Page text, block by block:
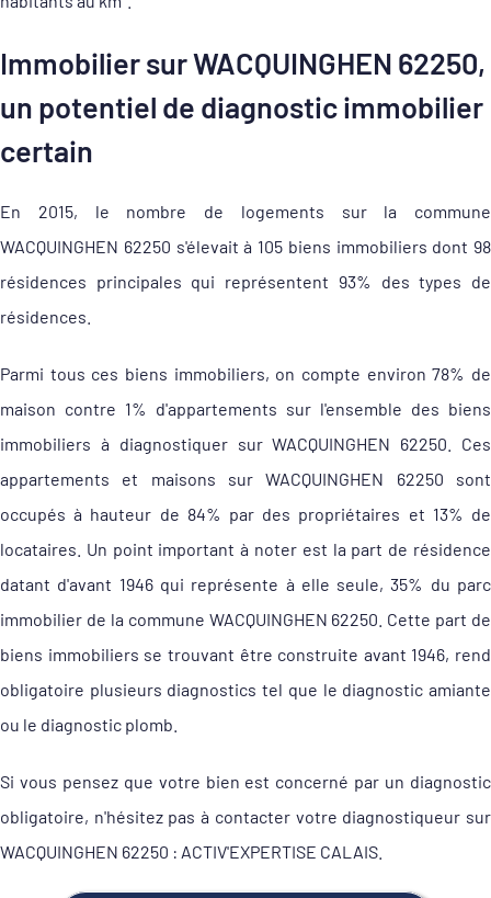
Immobilier sur WACQUINGHEN 62250,
un potentiel de diagnostic immobilier
certain
En 2015, le nombre de logements sur la commune
WACQUINGHEN 62250 s'élevait à 105 biens immobiliers dont 98
résidences principales qui représentent 93% des types de
résidences.
Parmi tous ces biens immobiliers, on compte environ 78% de
maison contre 1% d'appartements sur l'ensemble des biens
immobiliers à diagnostiquer sur WACQUINGHEN 62250. Ces
appartements et maisons sur WACQUINGHEN 62250 sont
occupés à hauteur de 84% par des propriétaires et 13% de
locataires. Un point important à noter est la part de résidence
datant d'avant 1946 qui représente à elle seule, 35% du parc
immobilier de la commune WACQUINGHEN 62250. Cette part de
biens immobiliers se trouvant être construite avant 1946, rend
obligatoire plusieurs diagnostics tel que le diagnostic amiante
ou le diagnostic plomb.
Si vous pensez que votre bien est concerné par un diagnostic
obligatoire, n'hésitez pas à contacter votre diagnostiqueur sur
WACQUINGHEN 62250 : ACTIV'EXPERTISE CALAIS.